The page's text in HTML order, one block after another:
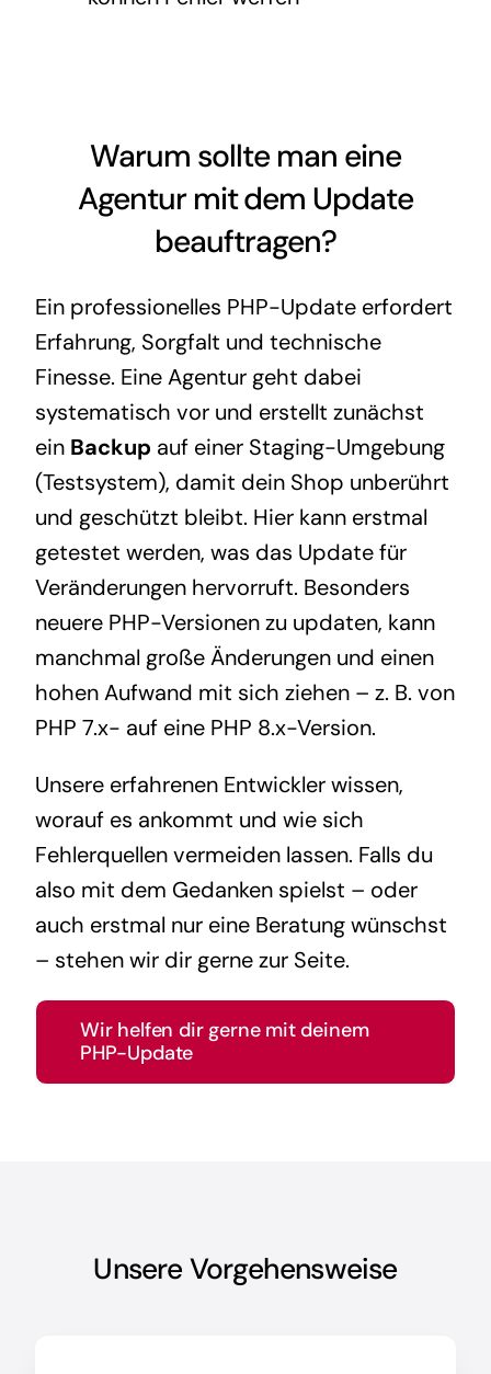
Warum sollte man eine
Agentur mit dem Update
beauftragen?
Ein professionelles PHP-Update erfordert
Erfahrung, Sorgfalt und technische
Finesse. Eine Agentur geht dabei
systematisch vor und erstellt zunächst
ein Backup auf einer Staging-Umgebung
(Testsystem), damit dein Shop unberührt
und geschützt bleibt. Hier kann erstmal
getestet werden, was das Update für
Veränderungen hervorruft. Besonders
neuere PHP-Versionen zu updaten, kann
manchmal große Änderungen und einen
hohen Aufwand mit sich ziehen – z. B. von
PHP 7.x- auf eine PHP 8.x-Version.
Unsere erfahrenen Entwickler wissen,
worauf es ankommt und wie sich
Fehlerquellen vermeiden lassen. Falls du
also mit dem Gedanken spielst – oder
auch erstmal nur eine Beratung wünschst
– stehen wir dir gerne zur Seite.
Wir helfen dir gerne mit deinem
PHP-Update
Unsere Vorgehensweise